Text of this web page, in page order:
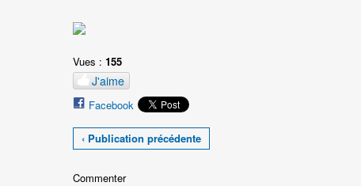
Vues : 155
J'aime
Facebook
‹ Publication précédente
Commenter